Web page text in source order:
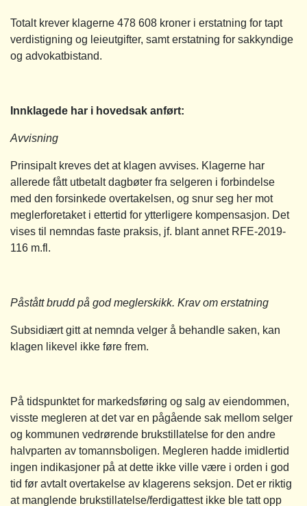
Totalt krever klagerne 478 608 kroner i erstatning for tapt
verdistigning og leieutgifter, samt erstatning for sakkyndige
og advokatbistand.
Innklagede har i hovedsak anført:
Avvisning
Prinsipalt kreves det at klagen avvises. Klagerne har
allerede fått utbetalt dagbøter fra selgeren i forbindelse
med den forsinkede overtakelsen, og snur seg her mot
meglerforetaket i ettertid for ytterligere kompensasjon. Det
vises til nemndas faste praksis, jf. blant annet RFE-2019-
116 m.fl.
Påstått brudd på god meglerskikk. Krav om erstatning
Subsidiært gitt at nemnda velger å behandle saken, kan
klagen likevel ikke føre frem.
På tidspunktet for markedsføring og salg av eiendommen,
visste megleren at det var en pågående sak mellom selger
og kommunen vedrørende brukstillatelse for den andre
halvparten av tomannsboligen. Megleren hadde imidlertid
ingen indikasjoner på at dette ikke ville være i orden i god
tid før avtalt overtakelse av klagerens seksjon. Det er riktig
at manglende brukstillatelse/ferdigattest ikke ble tatt opp